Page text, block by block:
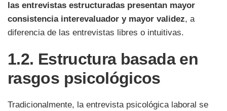
las entrevistas estructuradas presentan mayor
consistencia interevaluador y mayor validez, a
diferencia de las entrevistas libres o intuitivas.
1.2. Estructura basada en
rasgos psicológicos
Tradicionalmente, la entrevista psicológica laboral se